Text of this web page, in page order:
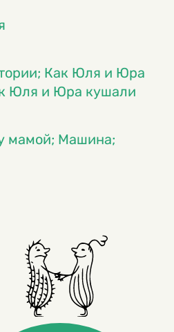
Как Юля и Юра
Юля и Юра кушали
мамой; Машина;